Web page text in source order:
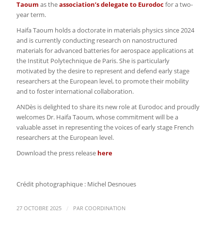
Taoum as theassociation’s delegate to Eurodocfor a two-
year term.
Haifa Taoum holds a doctorate in materials physics since 2024
and is currently conducting research on nanostructured
materials for advanced batteries for aerospace applications at
the Institut Polytechnique de Paris. She is particularly
motivated by the desire to represent and defend early stage
researchers at the European level, to promote their mobility
and to foster international collaboration.
ANDès is delighted to share its new role at Eurodoc and proudly
welcomes Dr. Haifa Taoum, whose commitment will be a
valuable asset in representing the voices of early stage French
researchers at the European level.
Download the press release here
Crédit photographique : Michel Desnoues
27 OCTOBRE 2025 / PAR COORDINATION